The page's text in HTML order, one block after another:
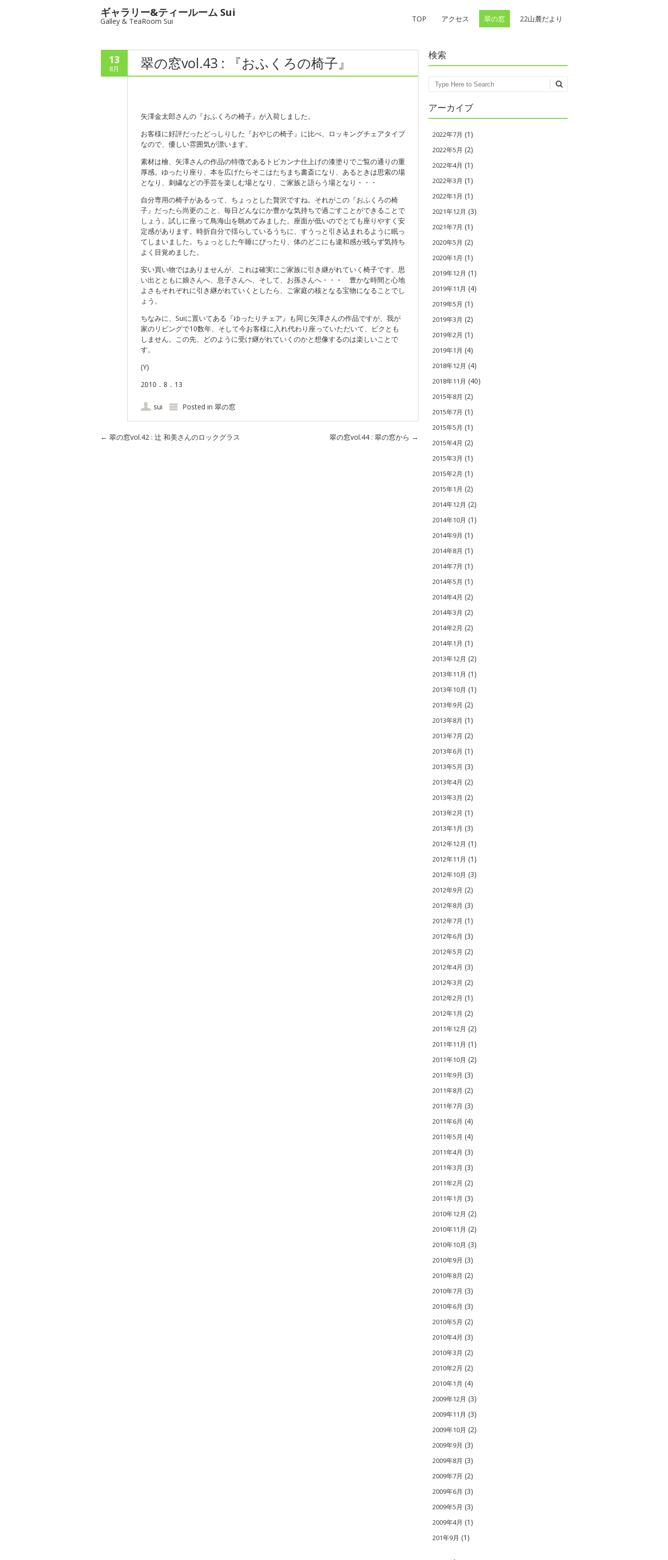
ギャラリー&ティールーム Sui
Galley & TeaRoom Sui TOP アクセス 翠の窓 22山麓だより
13
8月 翠の窓vol.43 : 『おふくろの椅子』
矢澤金太郎さんの『おふくろの椅子』が入荷しました。
お客様に好評だったどっしりした『おやじの椅子』に比べ、ロッキングチェアタイプ
なので、優しい雰囲気が漂います。
素材は檜、矢澤さんの作品の特徴であるトビカンナ仕上げの漆塗りでご覧の通りの重
厚感。ゆったり座り、本を広げたらそこはたちまち書斎になり、あるときは思索の場
となり、刺繍などの手芸を楽しむ場となり、ご家族と語らう場となり・・・
自分専用の椅子があるって、ちょっとした贅沢ですね。それがこの『おふくろの椅
子』だったら尚更のこと、毎日どんなにか豊かな気持ちで過ごすことができることで
しょう。試しに座って鳥海山を眺めてみました。座面が低いのでとても座りやすく安
定感があります。時折自分で揺らしているうちに、すうっと引き込まれるように眠っ
てしまいました。ちょっとした午睡にぴったり、体のどこにも違和感が残らず気持ち
よく目覚めました。
安い買い物ではありませんが、これは確実にご家族に引き継がれていく椅子です。思
い出とともに娘さんへ、息子さんへ、そして、お孫さんへ・・・ 豊かな時間と心地
よさもそれぞれに引き継がれていくとしたら、ご家庭の核となる宝物になることでし
ょう。
ちなみに、Suiに置いてある『ゆったりチェア』も同じ矢澤さんの作品ですが、我が
家のリビングで10数年、そして今お客様に入れ代わり座っていただいて、ビクとも
しません。この先、どのように受け継がれていくのかと想像するのは楽しいことで
す。
(Y)
2010．8．13
sui Posted in 翠の窓
Post navigation
← 翠の窓vol.42 : 辻 和美さんのロックグラス 翠の窓vol.44 : 翠の窓から →
検索
Search
アーカイブ
2022年7月 (1)
2022年5月 (2)
2022年4月 (1)
2022年3月 (1)
2022年1月 (1)
2021年12月 (3)
2021年7月 (1)
2020年5月 (2)
2020年1月 (1)
2019年12月 (1)
2019年11月 (4)
2019年5月 (1)
2019年3月 (2)
2019年2月 (1)
2019年1月 (4)
2018年12月 (4)
2018年11月 (40)
2015年8月 (2)
2015年7月 (1)
2015年5月 (1)
2015年4月 (2)
2015年3月 (1)
2015年2月 (1)
2015年1月 (2)
2014年12月 (2)
2014年10月 (1)
2014年9月 (1)
2014年8月 (1)
2014年7月 (1)
2014年5月 (1)
2014年4月 (2)
2014年3月 (2)
2014年2月 (2)
2014年1月 (1)
2013年12月 (2)
2013年11月 (1)
2013年10月 (1)
2013年9月 (2)
2013年8月 (1)
2013年7月 (2)
2013年6月 (1)
2013年5月 (3)
2013年4月 (2)
2013年3月 (2)
2013年2月 (1)
2013年1月 (3)
2012年12月 (1)
2012年11月 (1)
2012年10月 (3)
2012年9月 (2)
2012年8月 (3)
2012年7月 (1)
2012年6月 (3)
2012年5月 (2)
2012年4月 (3)
2012年3月 (2)
2012年2月 (1)
2012年1月 (2)
2011年12月 (2)
2011年11月 (1)
2011年10月 (2)
2011年9月 (3)
2011年8月 (2)
2011年7月 (3)
2011年6月 (4)
2011年5月 (4)
2011年4月 (3)
2011年3月 (3)
2011年2月 (2)
2011年1月 (3)
2010年12月 (2)
2010年11月 (2)
2010年10月 (3)
2010年9月 (3)
2010年8月 (2)
2010年7月 (3)
2010年6月 (3)
2010年5月 (2)
2010年4月 (3)
2010年3月 (2)
2010年2月 (2)
2010年1月 (4)
2009年12月 (3)
2009年11月 (3)
2009年10月 (2)
2009年9月 (3)
2009年8月 (3)
2009年7月 (2)
2009年6月 (3)
2009年5月 (3)
2009年4月 (1)
201年9月 (1)